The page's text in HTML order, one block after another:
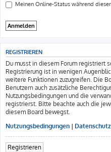
Meinen Online-Status während
REGISTRIEREN
Du musst in diesem Forum registriert
Registrierung ist in wenigen
weitere Funktionen zuzugreifen. Die
Benutzern auch zusätzliche
Nutzungsbedingungen und die
registrierst. Bitte beachte auch die
diesem Board bewegst.
Nutzungsbedingungen |
Registrieren